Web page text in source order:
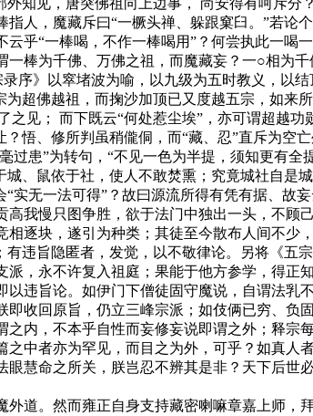
知见，唐突佛祖向上边事， 尚安得有呵斥
人，魔藏斥曰“一橛头禅、躲跟窠臼。”若论
乎“一棒喝，不作一棒喝用”？何尝执此一喝
棒为千佛、万佛之祖，而魔藏妄？一○相为
》以窣堵波为喻，以九级为五时教义，以
佛越祖，而掬沙加顶已又度越五宗，如来
见； 而下既云“何处惹尘埃”，亦可谓超越
悟、修所判虽稍儱侗，而“藏、忍”直斥为空
患”为转句，“不见一色为半提，须知更有
、鼠依于社，使人不敢焚熏；究竟城社自是
实无一法可得”？故曰源流所得有凭有据、
我慢只图争胜，欲于法门中独出一头，不顾
逐块，遂引为种类；其徒至今散布人间不少
违旨隐匿者，发觉，以不敬律论。另将《五
，永不许复入祖庭；果能于他方参学，得正
违旨论。如伊门下僧徒固守魔说，自谓法乳
收回原旨，仍立三峰宗派；如伎俩已穷、负
内，不本乎自性而妄修妄说即谓之外；释宗
中者亦为罕见，而目之为外，可乎？如真人
慧命之所关，朕岂忍不辨其是非？天下后世
。然而雍正自身支持藏密喇嘛章嘉上师，